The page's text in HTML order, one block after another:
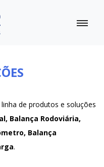
de produtos e soluções
Balança Rodoviária,
Balança
.